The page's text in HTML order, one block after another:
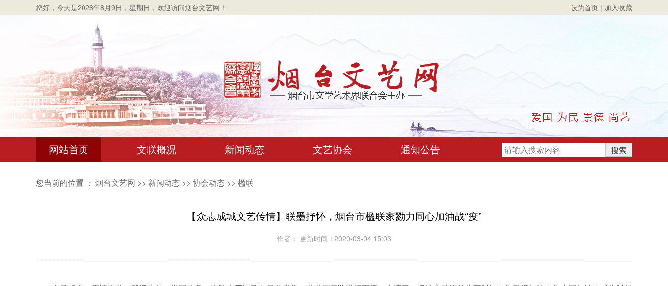
您好， 今天是2026年8月9日，星期日 ，欢迎访问烟台文艺网！ 设为首页 | 加入收藏
网站首页 文联概况 新闻动态 文艺协会 通知公告
您当前的位置 ： 烟台文艺网 >> 新闻动态 >> 协会动态 >> 楹联
【众志成城文艺传情】联墨抒怀，烟台市楹联家勠力同心加油战“疫”
作者： 更新时间：2020-03-04 15:03